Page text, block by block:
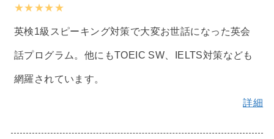
★★★★★
英検1級スピーキング対策で大変お世話になった英会
話プログラム。他にもTOEIC SW、IELTS対策なども
網羅されています。
詳細